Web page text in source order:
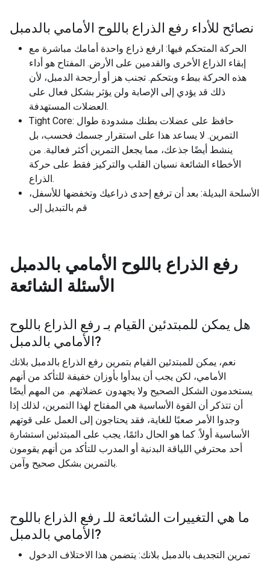
نصائح للأداء رفع الذراع باللوح الأمامي بالدمبل
الحركة المتحكم فيها: ارفع ذراع واحدة أمامك مباشرة مع
إبقاء الذراع الأخرى والقدمين على الأرض. المفتاح هو أداء
هذه الحركة ببطء وبتحكم. تجنب هز أو أرجحة الدمبل، لأن
ذلك قد يؤدي إلى الإصابة ولن يؤثر بشكل فعال على
العضلات المستهدفة.
Tight Core: حافظ على عضلات بطنك مشدودة طوال
التمرين. لا يساعد هذا على استقرار جسمك فحسب، بل
ينشط أيضًا جذعك، مما يجعل التمرين أكثر فعالية. من
الأخطاء الشائعة نسيان القلب والتركيز فقط على حركة
الذراع.
الأسلحة البديلة: بعد أن ترفع إحدى ذراعيك وتخفضها للأسفل،
قم بالتبديل إلى
رفع الذراع باللوح الأمامي بالدمبل
الأسئلة الشائعة
هل يمكن للمبتدئين القيام بـ رفع الذراع باللوح
الأمامي بالدمبل?
نعم، يمكن للمبتدئين القيام بتمرين رفع الذراع بالدمبل بلانك
الأمامي، لكن يجب أن يبدأوا بأوزان خفيفة للتأكد من أنهم
يستخدمون الشكل الصحيح ولا يجهدون عضلاتهم. من المهم أيضًا
أن تتذكر أن القوة الأساسية هي المفتاح لهذا التمرين، لذلك إذا
وجدوا الأمر صعبًا للغاية، فقد يحتاجون إلى العمل على قوتهم
الأساسية أولاً. كما هو الحال دائمًا، يجب على المبتدئين استشارة
أحد محترفي اللياقة البدنية أو المدرب للتأكد من أنهم يقومون
بالتمرين بشكل صحيح وآمن.
ما هي التغييرات الشائعة للـ رفع الذراع باللوح
الأمامي بالدمبل?
تمرين التجديف بالدمبل بلانك: يتضمن هذا الاختلاف الدخول